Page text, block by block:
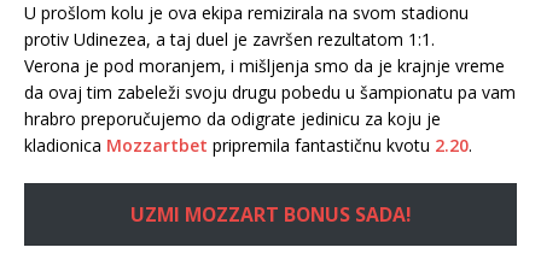
U prošlom kolu je ova ekipa remizirala na svom stadionu
protiv Udinezea, a taj duel je završen rezultatom 1:1.
Verona je pod moranjem, i mišljenja smo da je krajnje vreme
da ovaj tim zabeleži svoju drugu pobedu u šampionatu pa vam
hrabro preporučujemo da odigrate jedinicu za koju je
kladionica Mozzartbet pripremila fantastičnu kvotu 2.20.
UZMI MOZZART BONUS SADA!